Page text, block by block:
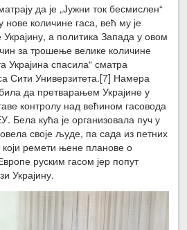
да је „Јужни ток бесмислен“
количине гаса, већ му је
а политика Запада у овом
за трошење велике количине
Украјина спасила“ сматра
Сити Универзитета.[7] Намера
да претварањем Украјине у
контролу над већином гасовода
Бела кућа је организовала пуч у
своје људе, па сада из петних
ремети њене планове о
руским гасом јер попут
Украјину.